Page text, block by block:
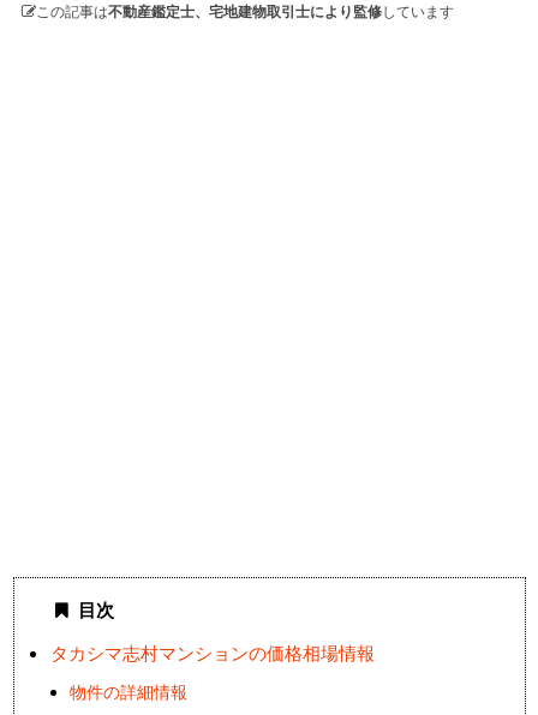
この記事は不動産鑑定士、宅地建物取引士により監修しています
目次
タカシマ志村マンションの価格相場情報
物件の詳細情報